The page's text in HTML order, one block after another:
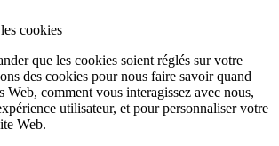
cookies
que les cookies soient réglés sur votre
des cookies pour nous faire savoir quand
Web, comment vous interagissez avec nous,
utilisateur, et pour personnaliser votre
Web.